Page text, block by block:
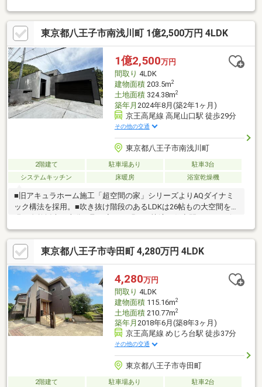
です◎収納充実◎追炊き機能付き浴室◎スーパーや商業施設も充
実＝＝周辺＝＝◆フードワンユリノキ台店・・・徒歩７分◆殿入
中央公園・・・徒歩１０分◆イトーヨーカドー八王子店・・・徒
歩２３分◆セブンイレブン八王子館町店・・・徒歩１４分◆イー
アス高尾・・・車１１分（約3.2ｋｍ）◆京王バス『中央公
園』・・・徒歩７分◆八王子館町緑地保全地域・・・徒歩１５分
東京都八王子市南浅川町 1億2,500万円 4LDK
1億2,500万円
間取り 4LDK
建物面積203.5m2
土地面積324.38m2
築年月 2024年8月(築2年1ヶ月)
京王高尾線 高尾山口駅 徒歩29分
その他の交通
東京都八王子市南浅川町
2階建て 駐車場あり
駐車3台
システムキッチン
床暖房 浴室乾燥機
■旧アキュラホーム施工「超空間の家」シリーズよりAQダイナミ
ック構法を採用。■吹き抜け階段のあるLDKは26帖もの大空間を実
現。自然採光を十分に取り入れ、明るく快適な住空間へ。■リビ
ングからは広々とした中庭を望め、BBQやプールなどアクティビ
ティを体験できます。■ジェットバスとサウナ室を完備し、くつ
ろぎ・ととのう大人の時間を愉しめます。■集中力を高め、美し
い肉体を維持するなど自己研鑽が捗るトレーニングルームも設
計。■防音室仕様のシアタールームでリラックスできる優雅なひ
とときを。■外構カースペース部分の他、電動シャッター付きビ
ルトインガレージには車2台分（車種による）格納可能です。
東京都八王子市寺田町 4,280万円 4LDK
4,280万円
間取り 4LDK
建物面積115.16m2
土地面積210.77m2
築年月 2018年6月(築8年3ヶ月)
京王高尾線 めじろ台駅 徒歩37分
その他の交通
東京都八王子市寺田町
2階建て 駐車場あり
駐車2台